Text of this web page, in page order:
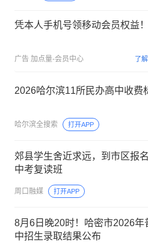
凭本人手机号领移动会员权益！
广告 加点量-会员中心 了
2026哈尔滨11所民办高中收费
哈尔滨全搜索 打开APP
郊县学生舍近求远，到市区报
中考复读班
周口融媒 打开APP
8月6日晚20时！哈密市2026年
中招生录取结果公布